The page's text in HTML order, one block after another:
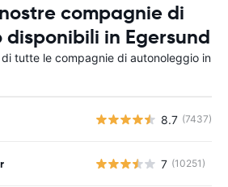
compagnie di
in Egersund
tutte le compagnie di autonoleggio in
8.7 (7437)
7 (10251)